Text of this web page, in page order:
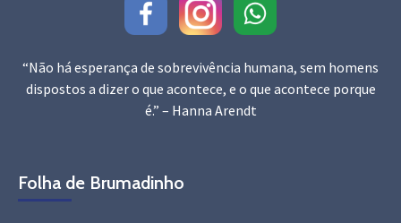
“Não há esperança de sobrevivência humana, sem homens
dispostos a dizer o que acontece, e o que acontece porque
é.” – Hanna Arendt
Folha de Brumadinho